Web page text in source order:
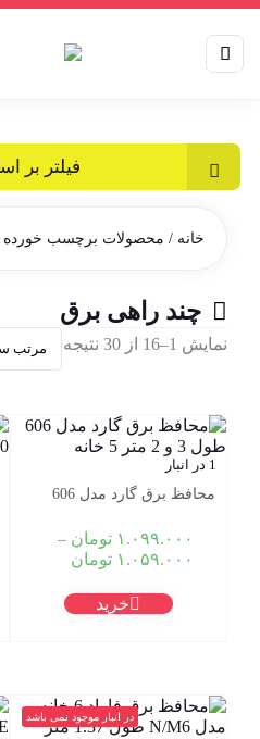
فیلتر بر
خانه / محصولات برچسب خورده
چند راهی برق
نمایش 1–16 از 30 نتیجه
1 در انبار
محافظ برق گارد مدل 606
۱.۰۹۹.۰۰۰ تومان –
۱.۰۵۹.۰۰۰ تومان
through
خرید
در انبار موجود نمی باشد